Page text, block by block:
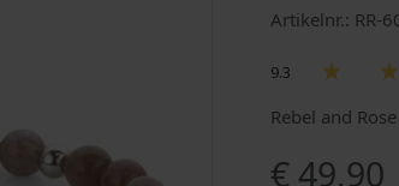
Artikelnr.: RR-
9.3
Rebel and
€ 49,90